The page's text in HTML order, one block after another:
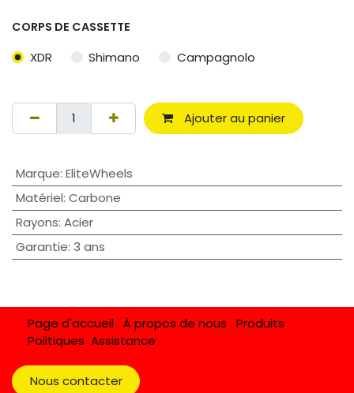
CORPS DE CASSETTE
XDR Shimano Campagnolo
Ajouter au panier
Marque: EliteWheels
Matériel: Carbone
Rayons: Acier
Garantie: 3 ans
Page d'accueil À propos de nous
Produits
Politiques Assistance
Nous contacter​​​​​​